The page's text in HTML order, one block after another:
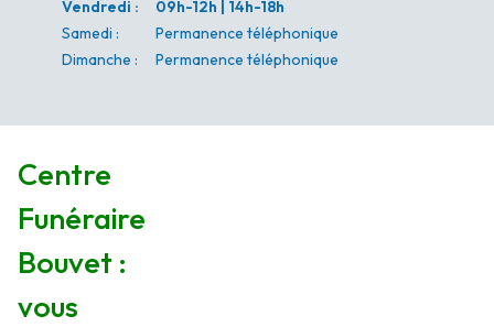
Vendredi :
09h-12h | 14h-18h
Samedi :
Permanence téléphonique
Dimanche : Permanence téléphonique
Centre
Funéraire
Bouvet :
vous